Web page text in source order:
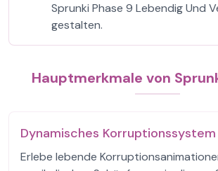
Sprunki Phase 9 Lebendig Und
gestalten.
Hauptmerkmale von
Dynamisches Korruptionssystem
Erlebe lebende